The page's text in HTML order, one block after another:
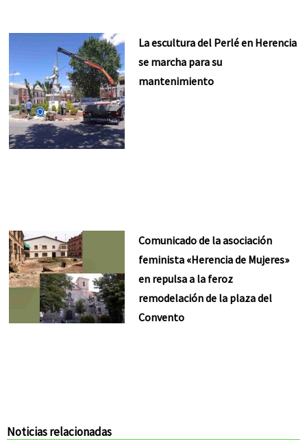
La escultura del Perlé en Herencia
se marcha para su
mantenimiento
Comunicado de la asociación
feminista «Herencia de Mujeres»
en repulsa a la feroz
remodelación de la plaza del
Convento
Noticias relacionadas